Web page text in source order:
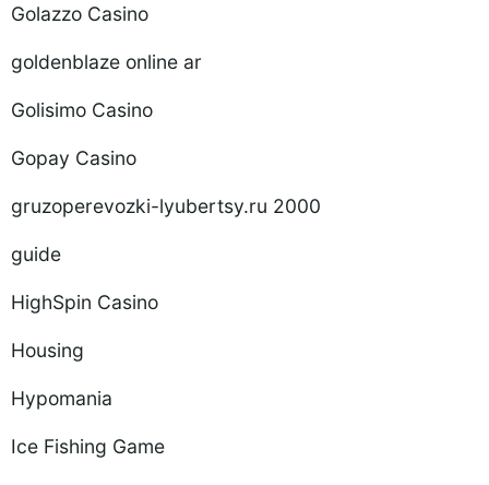
Golazzo Casino
goldenblaze online ar
Golisimo Casino
Gopay Casino
gruzoperevozki-lyubertsy.ru 2000
guide
HighSpin Casino
Housing
Hypomania
Ice Fishing Game